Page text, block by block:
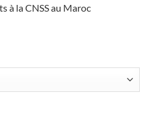
à la CNSS au Maroc